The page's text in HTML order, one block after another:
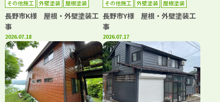
その他施工 外壁塗装 屋根塗装
長野市K様 屋根・外壁塗装工
事
2026.07.18
その他施工 外壁塗装 屋根塗装
長野市Y様 屋根・外壁塗装工
事
2026.07.17